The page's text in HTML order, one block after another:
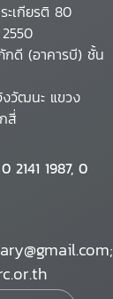
ะเกียรติ 80
กดี (อาคารบี) ชั้น
วัฒนะ แขวง
สี่
2141 1987, 0